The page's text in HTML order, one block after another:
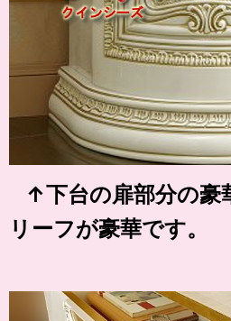
↑下台の扉部分の豪
リーフが豪華です。